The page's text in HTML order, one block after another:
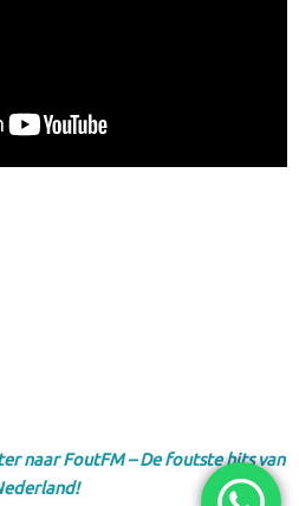
naar FoutFM – De foutste hits van